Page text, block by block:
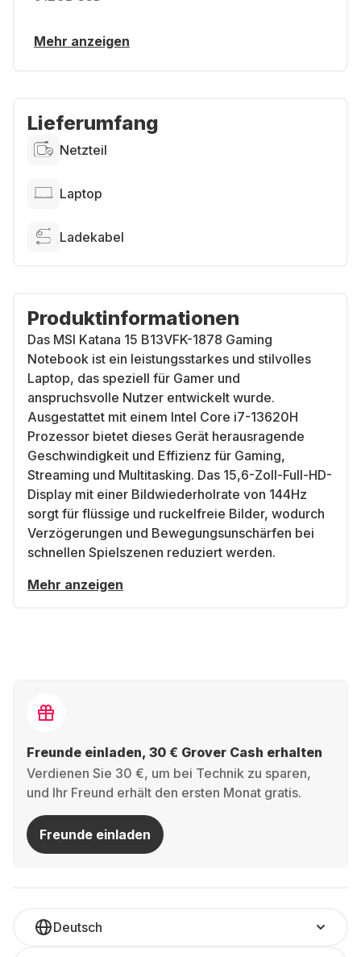
Mehr anzeigen
Lieferumfang
Netzteil
Laptop
Ladekabel
Produktinformationen
Das MSI Katana 15 B13VFK-1878 Gaming
Notebook ist ein leistungsstarkes und stilvolles
Laptop, das speziell für Gamer und
anspruchsvolle Nutzer entwickelt wurde.
Ausgestattet mit einem Intel Core i7-13620H
Prozessor bietet dieses Gerät herausragende
Geschwindigkeit und Effizienz für Gaming,
Streaming und Multitasking. Das 15,6-Zoll-Full-HD-
Display mit einer Bildwiederholrate von 144Hz
sorgt für flüssige und ruckelfreie Bilder, wodurch
Verzögerungen und Bewegungsunschärfen bei
schnellen Spielszenen reduziert werden.
Mehr anzeigen
Freunde einladen, 30 € Grover Cash erhalten
Verdienen Sie 30 €, um bei Technik zu sparen,
und Ihr Freund erhält den ersten Monat gratis.
Freunde einladen
Deutsch